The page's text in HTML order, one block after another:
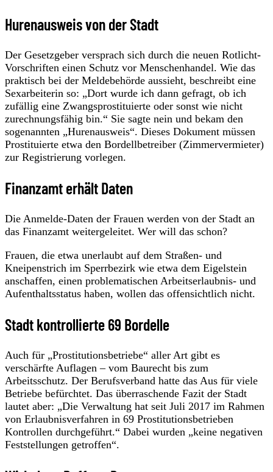
Hurenausweis von der Stadt
Der Gesetzgeber versprach sich durch die neuen Rotlicht-
Vorschriften einen Schutz vor Menschenhandel. Wie das
praktisch bei der Meldebehörde aussieht, beschreibt eine
Sexarbeiterin so: „Dort wurde ich dann gefragt, ob ich
zufällig eine Zwangsprostituierte oder sonst wie nicht
zurechnungsfähig bin.“ Sie sagte nein und bekam den
sogenannten „Hurenausweis“. Dieses Dokument müssen
Prostituierte etwa den Bordellbetreiber (Zimmervermieter)
zur Registrierung vorlegen.
Finanzamt erhält Daten
Die Anmelde-Daten der Frauen werden von der Stadt an
das Finanzamt weitergeleitet. Wer will das schon?
Frauen, die etwa unerlaubt auf dem Straßen- und
Kneipenstrich im Sperrbezirk wie etwa dem Eigelstein
anschaffen, einen problematischen Arbeitserlaubnis- und
Aufenthaltsstatus haben, wollen das offensichtlich nicht.
Stadt kontrollierte 69 Bordelle
Auch für „Prostitutionsbetriebe“ aller Art gibt es
verschärfte Auflagen – vom Baurecht bis zum
Arbeitsschutz. Der Berufsverband hatte das Aus für viele
Betriebe befürchtet. Das überraschende Fazit der Stadt
lautet aber: „Die Verwaltung hat seit Juli 2017 im Rahmen
von Erlaubnisverfahren in 69 Prostitutionsbetrieben
Kontrollen durchgeführt.“ Dabei wurden „keine negativen
Feststellungen getroffen“.